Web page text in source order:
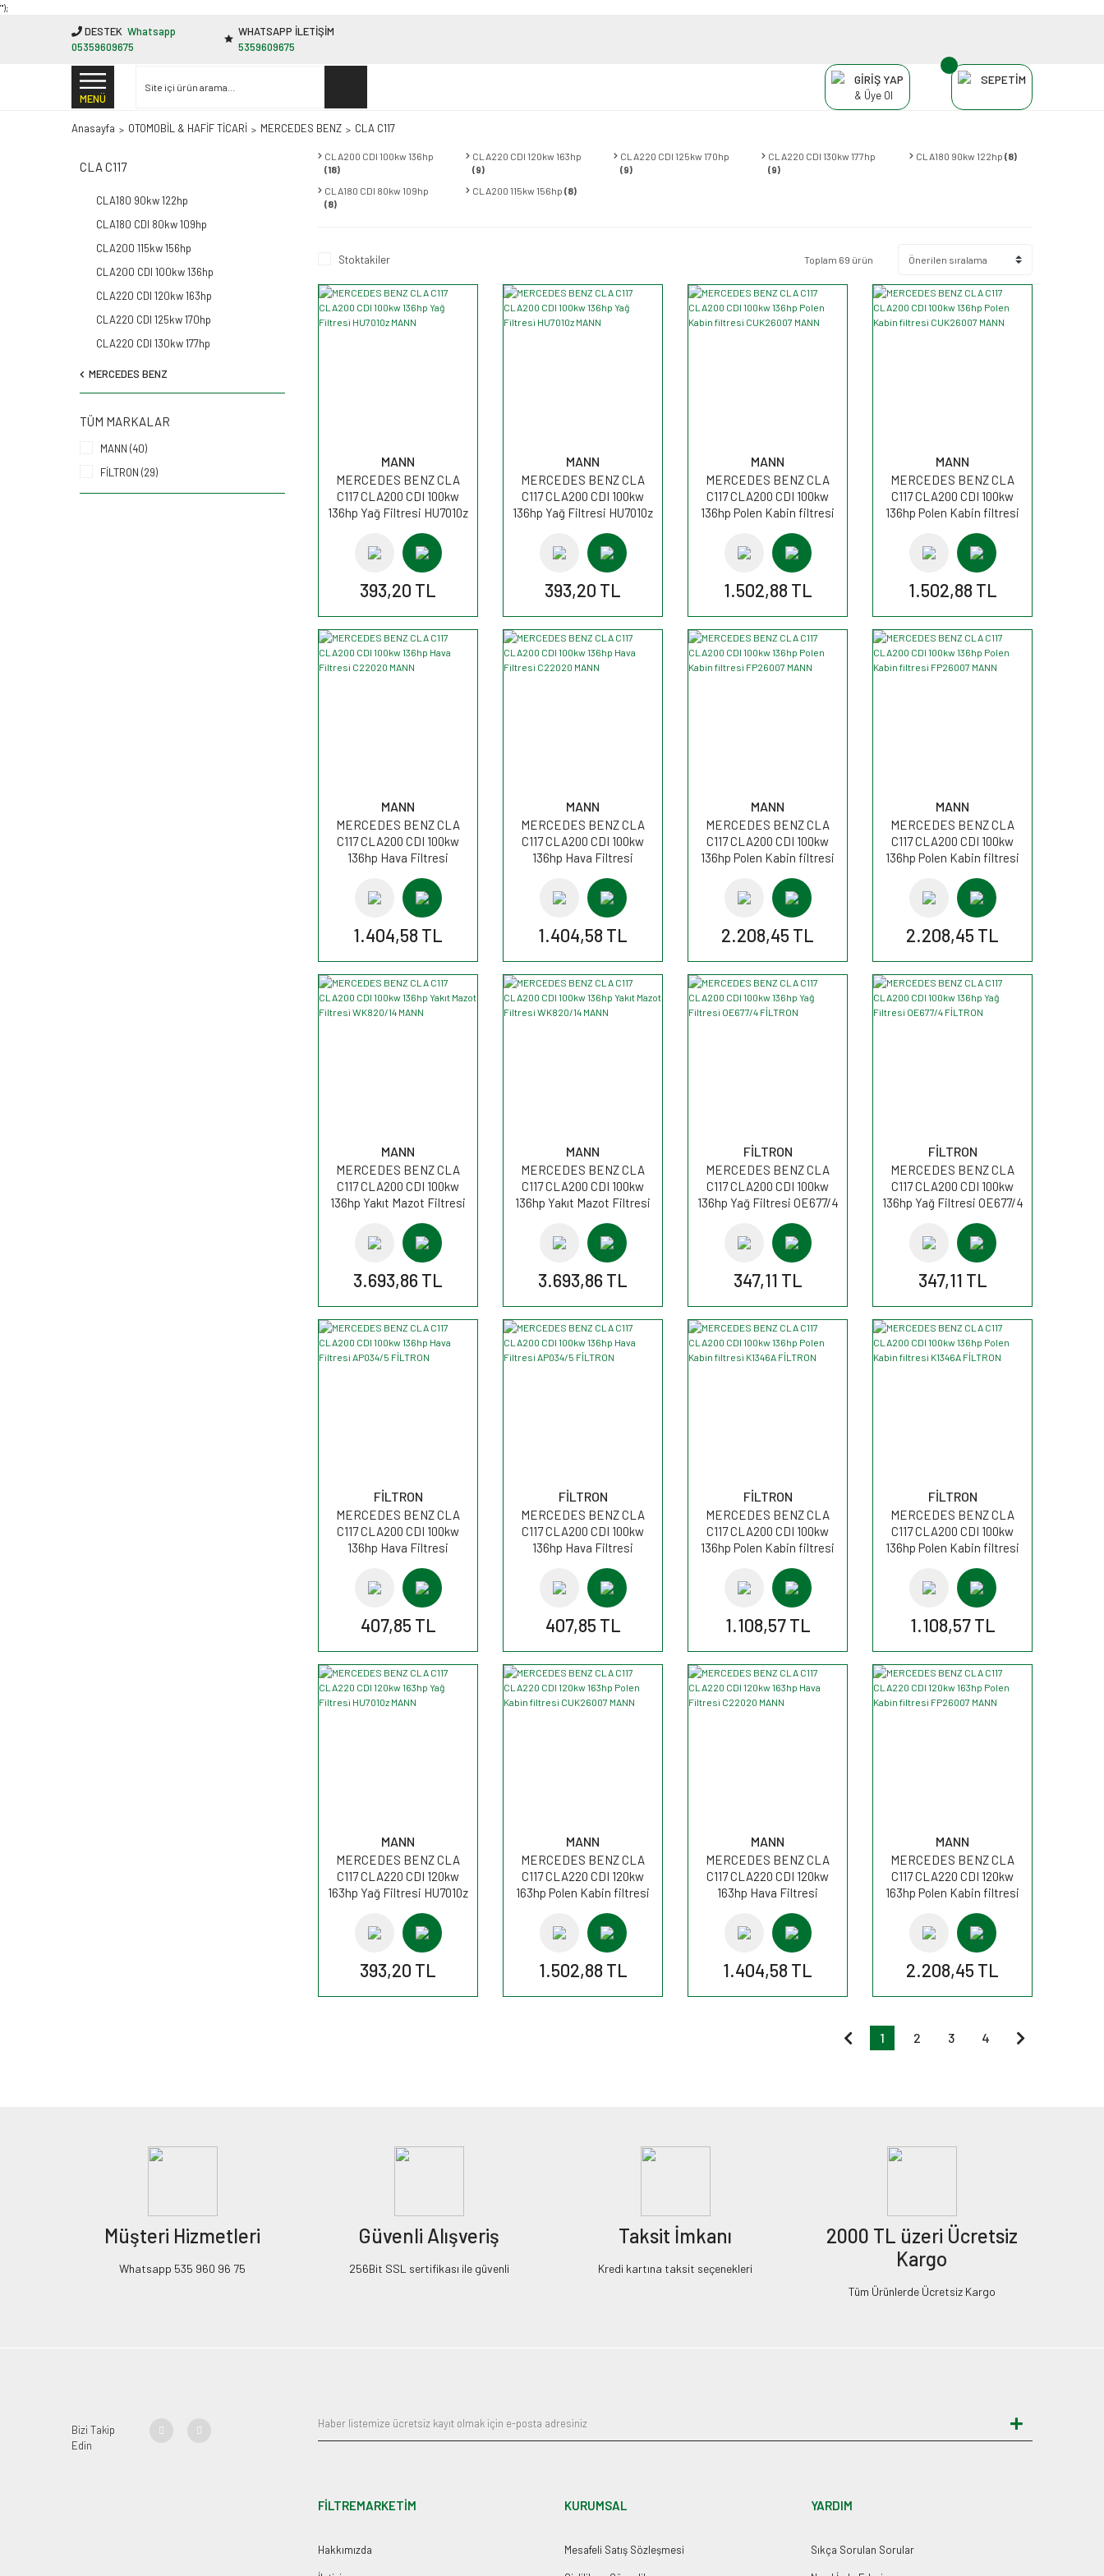
"');
DESTEK Whatsapp
05359609675
WHATSAPP İLETİŞİM
5359609675
MENÜ
GİRİŞ YAP
& Üye Ol
SEPETİM
Anasayfa OTOMOBİL & HAFİF TİCARİ MERCEDES BENZ CLA C117
CLA C117
CLA180 90kw 122hp
CLA180 CDI 80kw 109hp
CLA200 115kw 156hp
CLA200 CDI 100kw 136hp
CLA220 CDI 120kw 163hp
CLA220 CDI 125kw 170hp
CLA220 CDI 130kw 177hp
MERCEDES BENZ
TÜM MARKALAR
MANN (40)
FİLTRON (29)
CLA200 CDI 100kw 136hp
(18)
CLA220 CDI 120kw 163hp
(9)
CLA220 CDI 125kw 170hp
(9)
CLA220 CDI 130kw 177hp
(9)
CLA180 90kw 122hp (8)
CLA180 CDI 80kw 109hp
(8)
CLA200 115kw 156hp (8)
Stoktakiler Toplam 69 ürün
MANN
MERCEDES BENZ CLA
C117 CLA200 CDI 100kw
136hp Yağ Filtresi HU7010z
393,20 TL
MANN
MERCEDES BENZ CLA
C117 CLA200 CDI 100kw
136hp Yağ Filtresi HU7010z
393,20 TL
MANN
MERCEDES BENZ CLA
C117 CLA200 CDI 100kw
136hp Polen Kabin filtresi
1.502,88 TL
MANN
MERCEDES BENZ CLA
C117 CLA200 CDI 100kw
136hp Polen Kabin filtresi
1.502,88 TL
MANN
MERCEDES BENZ CLA
C117 CLA200 CDI 100kw
136hp Hava Filtresi
1.404,58 TL
MANN
MERCEDES BENZ CLA
C117 CLA200 CDI 100kw
136hp Hava Filtresi
1.404,58 TL
MANN
MERCEDES BENZ CLA
C117 CLA200 CDI 100kw
136hp Polen Kabin filtresi
2.208,45 TL
MANN
MERCEDES BENZ CLA
C117 CLA200 CDI 100kw
136hp Polen Kabin filtresi
2.208,45 TL
MANN
MERCEDES BENZ CLA
C117 CLA200 CDI 100kw
136hp Yakıt Mazot Filtresi
3.693,86 TL
MANN
MERCEDES BENZ CLA
C117 CLA200 CDI 100kw
136hp Yakıt Mazot Filtresi
3.693,86 TL
FİLTRON
MERCEDES BENZ CLA
C117 CLA200 CDI 100kw
136hp Yağ Filtresi OE677/4
347,11 TL
FİLTRON
MERCEDES BENZ CLA
C117 CLA200 CDI 100kw
136hp Yağ Filtresi OE677/4
347,11 TL
FİLTRON
MERCEDES BENZ CLA
C117 CLA200 CDI 100kw
136hp Hava Filtresi
407,85 TL
FİLTRON
MERCEDES BENZ CLA
C117 CLA200 CDI 100kw
136hp Hava Filtresi
407,85 TL
FİLTRON
MERCEDES BENZ CLA
C117 CLA200 CDI 100kw
136hp Polen Kabin filtresi
1.108,57 TL
FİLTRON
MERCEDES BENZ CLA
C117 CLA200 CDI 100kw
136hp Polen Kabin filtresi
1.108,57 TL
MANN
MERCEDES BENZ CLA
C117 CLA220 CDI 120kw
163hp Yağ Filtresi HU7010z
393,20 TL
MANN
MERCEDES BENZ CLA
C117 CLA220 CDI 120kw
163hp Polen Kabin filtresi
1.502,88 TL
MANN
MERCEDES BENZ CLA
C117 CLA220 CDI 120kw
163hp Hava Filtresi
1.404,58 TL
MANN
MERCEDES BENZ CLA
C117 CLA220 CDI 120kw
163hp Polen Kabin filtresi
2.208,45 TL
1 2 3 4
Müşteri Hizmetleri
Whatsapp 535 960 96 75
Güvenli Alışveriş
256Bit SSL sertifikası ile güvenli
Taksit İmkanı
Kredi kartına taksit seçenekleri
2000 TL üzeri Ücretsiz
Kargo
Tüm Ürünlerde Ücretsiz Kargo
Bizi Takip
Edin
FİLTREMARKETİM
Hakkımızda
KURUMSAL
Mesafeli Satış Sözleşmesi
YARDIM
Sıkça Sorulan Sorular